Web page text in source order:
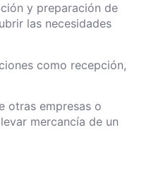
y preparación de
las necesidades
como recepción,
otras empresas o
mercancía de un